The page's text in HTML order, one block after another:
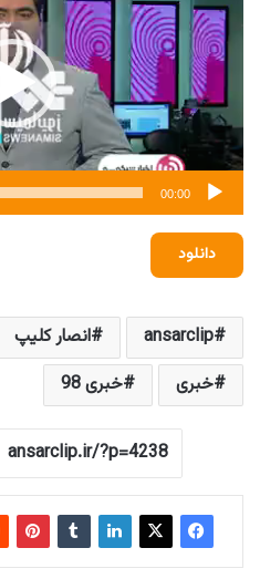
00:00
دانلود
ansarclip انصار کلیپ
خبری
خبری 98